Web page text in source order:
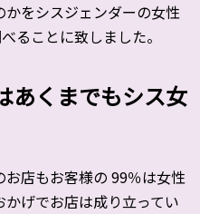
をシスジェンダーの女性
ることに致しました。
あくまでもシス女
店もお客様の 99％は女性
げでお店は成り立ってい